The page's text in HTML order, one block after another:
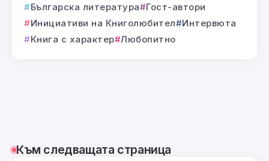
Българска литература
Гост-автори
Инициативи на Книголюбител
Интервюта
Книга с характер Любопитно
Към следващата страница